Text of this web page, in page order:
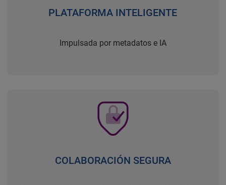
PLATAFORMA INTELIGENTE
Impulsada por metadatos e IA
COLABORACIÓN SEGURA